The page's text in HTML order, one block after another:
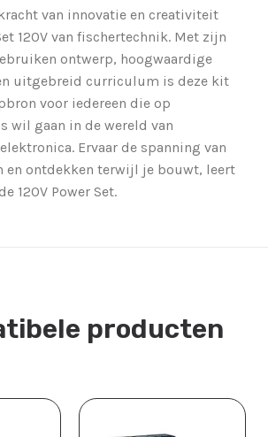
van innovatie en creativiteit
120V van fischertechnik. Met zijn
ontwerp, hoogwaardige
uitgebreid curriculum is deze kit
voor iedereen die op
wil gaan in de wereld van
Ervaar de spanning van
en ontdekken terwijl je bouwt, leert
120V Power Set.
producten